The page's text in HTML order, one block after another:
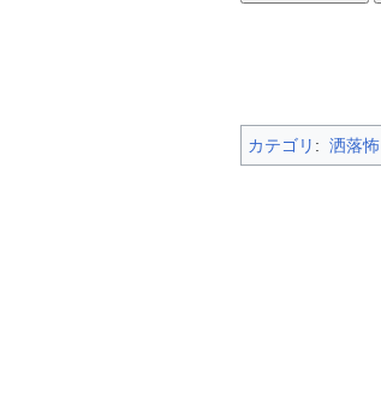
カテゴリ : 洒落怖